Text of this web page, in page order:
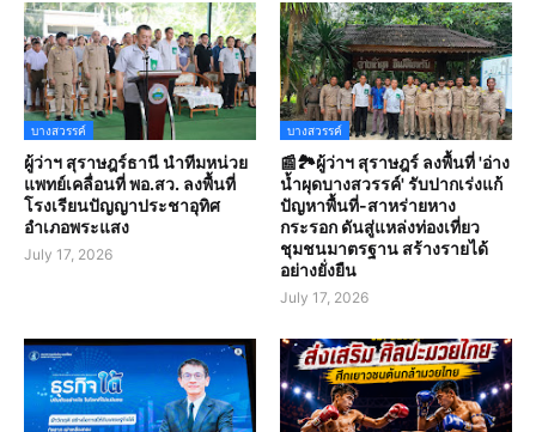
บางสวรรค์
ผู้ว่าฯ สุราษฎร์ธานี นำทีมหน่วย
แพทย์เคลื่อนที่ พอ.สว. ลงพื้นที่
โรงเรียนปัญญาประชาอุทิศ
อำเภอพระแสง
July 17, 2026
บางสวรรค์
📰🏞️ผู้ว่าฯ สุราษฎร์ ลงพื้นที่ 'อ่าง
น้ำผุดบางสวรรค์' รับปากเร่งแก้
ปัญหาพื้นที่-สาหร่ายหาง
กระรอก ดันสู่แหล่งท่องเที่ยว
ชุมชนมาตรฐาน สร้างรายได้
อย่างยั่งยืน
July 17, 2026